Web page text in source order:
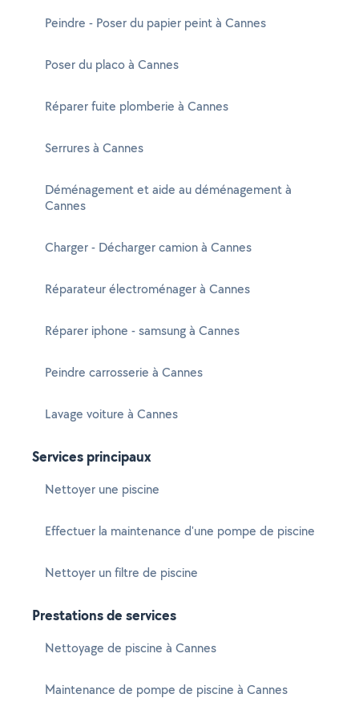
Peindre - Poser du papier peint à Cannes
Poser du placo à Cannes
Réparer fuite plomberie à Cannes
Serrures à Cannes
Déménagement et aide au déménagement à
Cannes
Charger - Décharger camion à Cannes
Réparateur électroménager à Cannes
Réparer iphone - samsung à Cannes
Peindre carrosserie à Cannes
Lavage voiture à Cannes
Services principaux
Nettoyer une piscine
Effectuer la maintenance d'une pompe de piscine
Nettoyer un filtre de piscine
Prestations de services
Nettoyage de piscine à Cannes
Maintenance de pompe de piscine à Cannes